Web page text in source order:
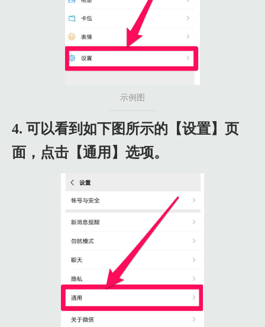
示例图
4. 可以看到如下图所示的【设置】页
面，点击【通用】选项。